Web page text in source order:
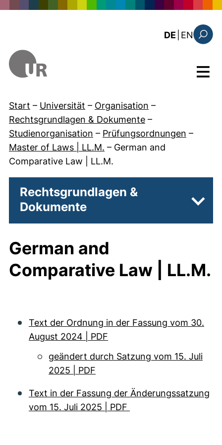
DE EN: the
Menü
Start – Universität – Organisation –
Rechtsgrundlagen & Dokumente –
Studienorganisation – Prüfungsordnungen –
Master of Laws | LL.M. – German and
Comparative Law | LL.M.
Rechtsgrundlagen &
Dokumente
German and
Comparative Law | LL.M.
Text der Ordnung in der Fassung vom 30.
August 2024 | PDF
geändert durch Satzung vom 15. Juli
2025 | PDF
Text in der Fassung der Änderungssatzung
vom 15. Juli 2025 | PDF